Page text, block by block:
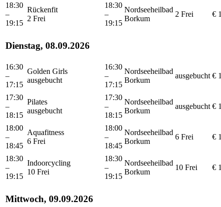
18:30
–
19:15
Rückenfit
2 Frei
18:30
–
19:15
Nordseeheilbad
Borkum
2 Frei €
Dienstag, 08.09.2026
16:30
–
17:15
Golden Girls
ausgebucht
16:30
–
17:15
Nordseeheilbad
Borkum
ausgebucht €
17:30
–
18:15
Pilates
ausgebucht
17:30
–
18:15
Nordseeheilbad
Borkum
ausgebucht €
18:00
–
18:45
Aquafitness
6 Frei
18:00
–
18:45
Nordseeheilbad
Borkum
6 Frei €
18:30
–
19:15
Indoorcycling
10 Frei
18:30
–
19:15
Nordseeheilbad
Borkum
10 Frei €
Mittwoch, 09.09.2026